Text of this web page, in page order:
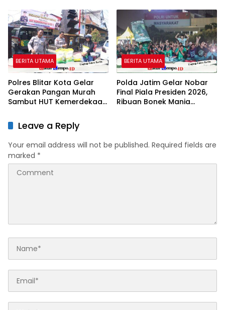
131 Gram
BERITA UTAMA
Polres Blitar Kota Gelar
Gerakan Pangan Murah
Sambut HUT Kemerdekaan
BERITA UTAMA
Polda Jatim Gelar Nobar
Final Piala Presiden 2026,
Ribuan Bonek Mania
Leave a Reply
Your email address will not be published. Required fields are
marked *